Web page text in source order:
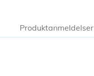
Produktanmeldelser